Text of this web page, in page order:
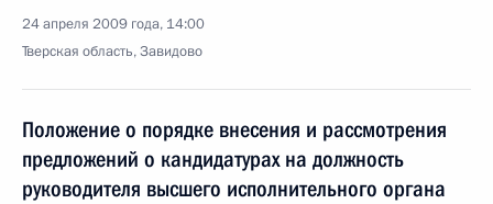
24 апреля 2009 года, 14:00
Тверская область, Завидово
Положение о порядке внесения и рассмотрения
предложений о кандидатурах на должность
руководителя высшего исполнительного органа